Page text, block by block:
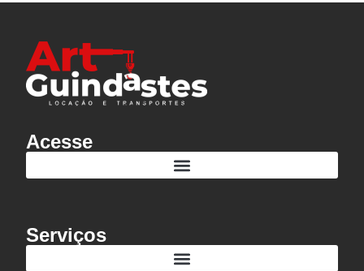
Acesse
Serviços